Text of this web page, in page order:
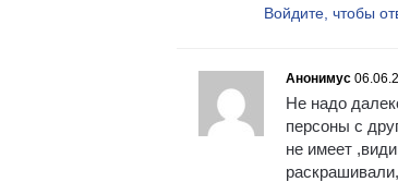
Войдите, чтобы
Анонимус
Не надо
персоны с
не имеет